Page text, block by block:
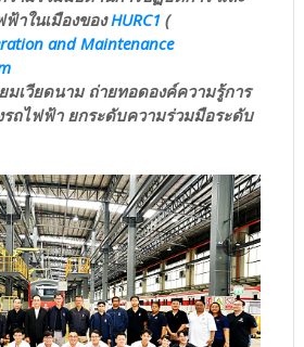
าในเมืองของHURC1(
and Maintenance
เวียดนาม ถ่ายทอดองค์ความรู้การ
ถไฟฟ้า ยกระดับความร่วมมือระดับ